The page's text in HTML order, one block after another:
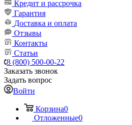
Кредит и рассрочка
Гарантия
Доставка и оплата
Отзывы
Контакты
Статьи
8 (800) 500-00-22
Заказать звонок
Задать вопрос
Войти
Корзина0
Отложенные0